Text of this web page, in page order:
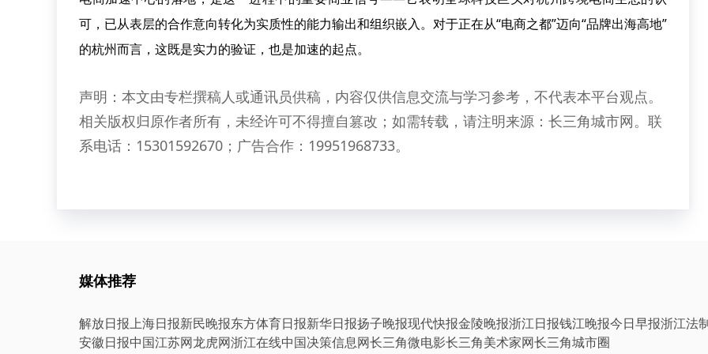
可，已从表层的合作意向转化为实质性的能力输出和组织嵌入。对于正在从“电商之都”迈向“品牌出海高地”
的杭州而言，这既是实力的验证，也是加速的起点。
声明：本文由专栏撰稿人或通讯员供稿，内容仅供信息交流与学习参考，不代表本平台观点。
相关版权归原作者所有，未经许可不得擅自篡改；如需转载，请注明来源：长三角城市网。联
系电话：15301592670；广告合作：19951968733。
媒体推荐
解放日报上海日报新民晚报东方体育日报新华日报扬子晚报现代快报金陵晚报浙江日报钱江晚报今日早报浙江法
安徽日报中国江苏网龙虎网浙江在线中国决策信息网长三角微电影长三角美术家网长三角城市圈